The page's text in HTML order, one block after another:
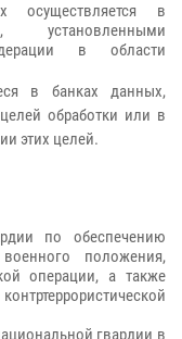
осуществляется в
установленными
в области
в банках данных,
обработки или в
этих целей.
по обеспечению
положения,
операции, а также
гвардии в